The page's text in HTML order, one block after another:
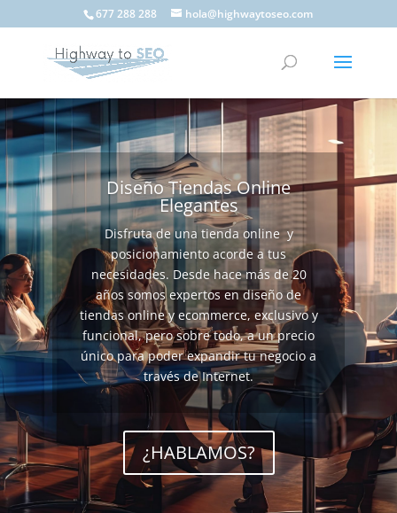
677 288 288 hola@highwaytoseo.com
Diseño Tiendas Online
Elegantes
Disfruta de una tienda online y
posicionamiento acorde a tus
necesidades. Desde hace más de 20
años somos expertos en diseño de
tiendas online y ecommerce, exclusivo y
funcional, pero sobre todo, a un precio
único para poder expandir tu negocio a
través de Internet.
¿HABLAMOS?